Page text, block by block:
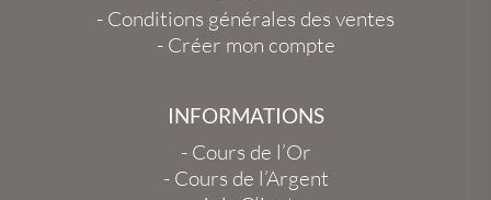
- Conditions générales des ventes
- Créer mon compte
INFORMATIONS
- Cours de l’Or
- Cours de l’Argent